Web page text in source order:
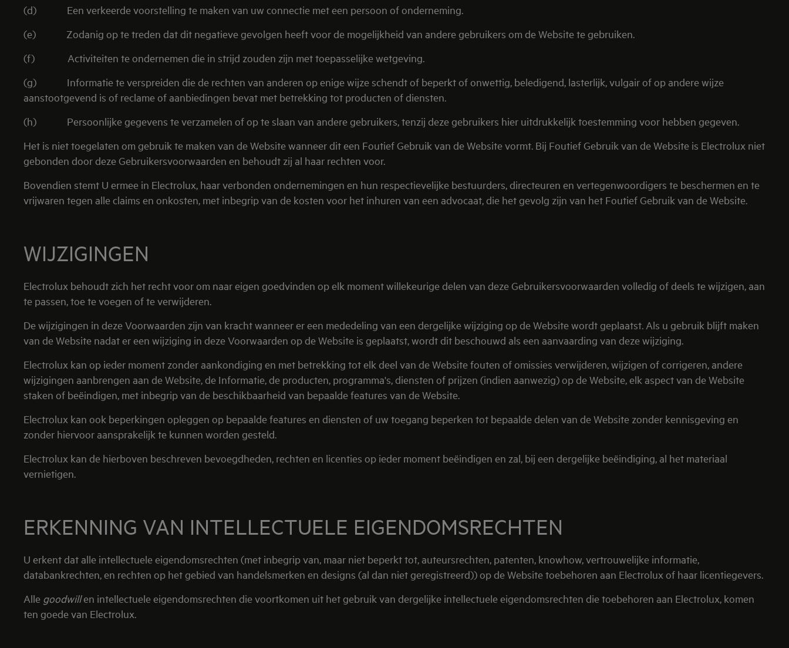
(d) Een verkeerde voorstelling te maken van uw connectie met een persoon of onderneming.
(e) Zodanig op te treden dat dit negatieve gevolgen heeft voor de mogelijkheid van andere gebruikers om de Website te gebruiken.
(f) Activiteiten te ondernemen die in strijd zouden zijn met toepasselijke wetgeving.
(g) Informatie te verspreiden die de rechten van anderen op enige wijze schendt of beperkt of onwettig, beledigend, lasterlijk, vulgair of op andere wijze
aanstootgevend is of reclame of aanbiedingen bevat met betrekking tot producten of diensten.
(h) Persoonlijke gegevens te verzamelen of op te slaan van andere gebruikers, tenzij deze gebruikers hier uitdrukkelijk toestemming voor hebben gegeven.
Het is niet toegelaten om gebruik te maken van de Website wanneer dit een Foutief Gebruik van de Website vormt. Bij Foutief Gebruik van de Website is Electrolux niet
gebonden door deze Gebruikersvoorwaarden en behoudt zij al haar rechten voor.
Bovendien stemt U ermee in Electrolux, haar verbonden ondernemingen en hun respectievelijke bestuurders, directeuren en vertegenwoordigers te beschermen en te
vrijwaren tegen alle claims en onkosten, met inbegrip van de kosten voor het inhuren van een advocaat, die het gevolg zijn van het Foutief Gebruik van de Website.
WIJZIGINGEN
Electrolux behoudt zich het recht voor om naar eigen goedvinden op elk moment willekeurige delen van deze Gebruikersvoorwaarden volledig of deels te wijzigen, aan
te passen, toe te voegen of te verwijderen.
De wijzigingen in deze Voorwaarden zijn van kracht wanneer er een mededeling van een dergelijke wijziging op de Website wordt geplaatst. Als u gebruik blijft maken
van de Website nadat er een wijziging in deze Voorwaarden op de Website is geplaatst, wordt dit beschouwd als een aanvaarding van deze wijziging.
Electrolux kan op ieder moment zonder aankondiging en met betrekking tot elk deel van de Website fouten of omissies verwijderen, wijzigen of corrigeren, andere
wijzigingen aanbrengen aan de Website, de Informatie, de producten, programma's, diensten of prijzen (indien aanwezig) op de Website, elk aspect van de Website
staken of beëindigen, met inbegrip van de beschikbaarheid van bepaalde features van de Website.
Electrolux kan ook beperkingen opleggen op bepaalde features en diensten of uw toegang beperken tot bepaalde delen van de Website zonder kennisgeving en
zonder hiervoor aansprakelijk te kunnen worden gesteld.
Electrolux kan de hierboven beschreven bevoegdheden, rechten en licenties op ieder moment beëindigen en zal, bij een dergelijke beëindiging, al het materiaal
vernietigen.
ERKENNING VAN INTELLECTUELE EIGENDOMSRECHTEN
U erkent dat alle intellectuele eigendomsrechten (met inbegrip van, maar niet beperkt tot, auteursrechten, patenten, knowhow, vertrouwelijke informatie,
databankrechten, en rechten op het gebied van handelsmerken en designs (al dan niet geregistreerd)) op de Website toebehoren aan Electrolux of haar licentiegevers.
Alle goodwillen intellectuele eigendomsrechten die voortkomen uit het gebruik van dergelijke intellectuele eigendomsrechten die toebehoren aan Electrolux, komen
ten goede van Electrolux.